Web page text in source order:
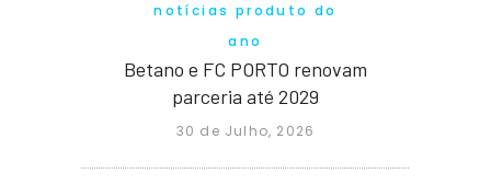
notícias produto do
ano
Betano e FC PORTO renovam
parceria até 2029
30 de Julho, 2026